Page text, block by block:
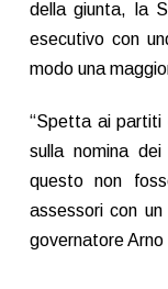
della giunta, la
esecutivo con
modo una
“Spetta ai partiti
sulla nomina
questo non
assessori con
governatore